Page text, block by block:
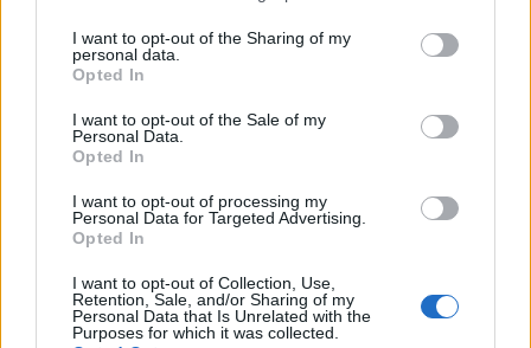
I want to opt-out of the Sharing of my
personal data.
Opted In
I want to opt-out of the Sale of my
Personal Data.
Opted In
I want to opt-out of processing my
Personal Data for Targeted Advertising.
Opted In
I want to opt-out of Collection, Use,
Retention, Sale, and/or Sharing of my
Personal Data that Is Unrelated with the
Purposes for which it was collected.
Con questa acquisizione I
ulteriormente le competenze nell'ambito delle
soluzioni Googlee conferma la volontà di offrire ai
brand un approccio sempre più integrato tra media,
dati, cloud e intelligenza artificiale.
MERGER & ACQUISITION